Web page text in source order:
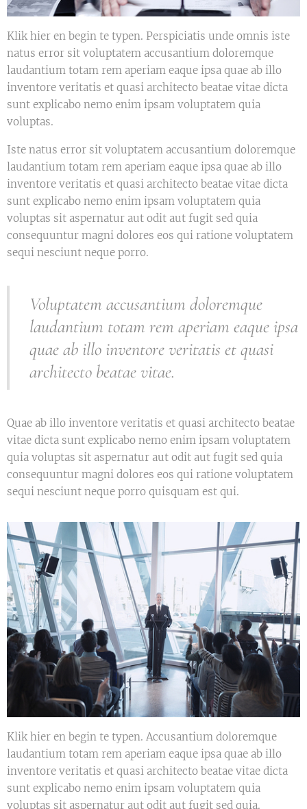
Klik hier en begin te typen. Perspiciatis unde omnis iste
natus error sit voluptatem accusantium doloremque
laudantium totam rem aperiam eaque ipsa quae ab illo
inventore veritatis et quasi architecto beatae vitae dicta
sunt explicabo nemo enim ipsam voluptatem quia
voluptas.
Iste natus error sit voluptatem accusantium doloremque
laudantium totam rem aperiam eaque ipsa quae ab illo
inventore veritatis et quasi architecto beatae vitae dicta
sunt explicabo nemo enim ipsam voluptatem quia
voluptas sit aspernatur aut odit aut fugit sed quia
consequuntur magni dolores eos qui ratione voluptatem
sequi nesciunt neque porro.
Voluptatem accusantium doloremque
laudantium totam rem aperiam eaque ipsa
quae ab illo inventore veritatis et quasi
architecto beatae vitae.
Quae ab illo inventore veritatis et quasi architecto beatae
vitae dicta sunt explicabo nemo enim ipsam voluptatem
quia voluptas sit aspernatur aut odit aut fugit sed quia
consequuntur magni dolores eos qui ratione voluptatem
sequi nesciunt neque porro quisquam est qui.
Klik hier en begin te typen. Accusantium doloremque
laudantium totam rem aperiam eaque ipsa quae ab illo
inventore veritatis et quasi architecto beatae vitae dicta
sunt explicabo nemo enim ipsam voluptatem quia
voluptas sit aspernatur aut odit aut fugit sed quia.